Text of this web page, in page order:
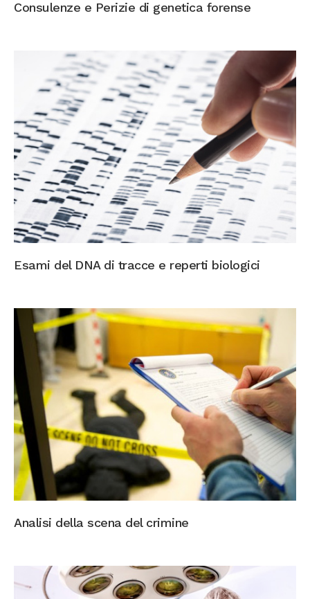
Consulenze e Perizie di genetica forense
Esami del DNA di tracce e reperti biologici
Analisi della scena del crimine